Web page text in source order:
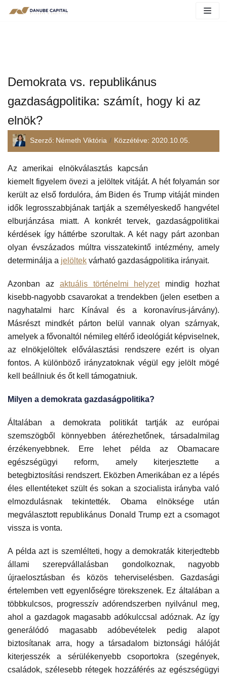
Demokrata vs. republikánus
gazdaságpolitika: számít, hogy ki az
elnök?
Szerző: Németh Viktória Közzétéve: 2020.10.05.
Az amerikai elnökválasztás kapcsán
kiemelt figyelem övezi a jelöltek vitáját. A hét folyamán sor
került az első fordulóra, ám Biden és Trump vitáját minden
idők legrosszabbjának tartják a személyeskedő hangvétel
elburjánzása miatt. A konkrét tervek, gazdaságpolitikai
kérdések így háttérbe szorultak. A két nagy párt azonban
olyan évszázados múltra visszatekintő intézmény, amely
determinálja a jelöltek várható gazdaságpolitika irányait.
Azonban az aktuális történelmi helyzetmindig hozhat
kisebb-nagyobb csavarokat a trendekben (jelen esetben a
nagyhatalmi harc Kínával és a koronavírus-járvány).
Másrészt mindkét párton belül vannak olyan szárnyak,
amelyek a fővonaltól némileg eltérő ideológiát képviselnek,
az elnökjelöltek előválasztási rendszere ezért is olyan
fontos. A különböző irányzatoknak végül egy jelölt mögé
kell beállniuk és őt kell támogatniuk.
Milyen a demokrata gazdaságpolitika?
Általában a demokrata politikát tartják az európai
szemszögből könnyebben átérezhetőnek, társadalmilag
érzékenyebbnek. Erre lehet példa az Obamacare
egészségügyi reform, amely kiterjesztette a
betegbiztosítási rendszert. Eközben Amerikában ez a lépés
éles ellentéteket szült és sokan a szocialista irányba való
elmozdulásnak tekintették. Obama elnöksége után
megválasztott republikánus Donald Trump ezt a csomagot
vissza is vonta.
A példa azt is szemlélteti, hogy a demokraták kiterjedtebb
állami szerepvállalásban gondolkoznak, nagyobb
újraelosztásban és közös teherviselésben. Gazdasági
értelemben vett egyenlőségre törekszenek. Ez általában a
többkulcsos, progresszív adórendszerben nyilvánul meg,
ahol a gazdagok magasabb adókulccsal adóznak. Az így
generálódó magasabb adóbevételek pedig alapot
biztosítanak arra, hogy a társadalom biztonsági hálóját
kiterjesszék a sérülékenyebb csoportokra (szegények,
családok, szélesebb rétegek hozzáférés az egészségügyi